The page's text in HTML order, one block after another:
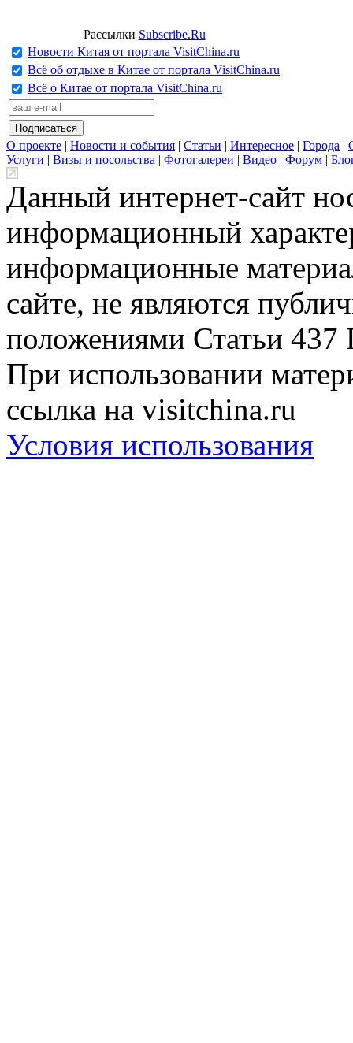
Рассылки Subscribe.Ru
Новости Китая от портала VisitChina.ru
Всё об отдыхе в Китае от портала VisitChina.ru
Всё о Китае от портала VisitChina.ru
О проекте | Новости и события | Статьи | Интересное | Города |
Услуги | Визы и посольства | Фотогалереи | Видео | Форум |
Данный интернет-сайт
информационный
информационные
сайте, не являются
положениями Статьи 437
При использовании
ссылка на visitchina.ru
Условия использования